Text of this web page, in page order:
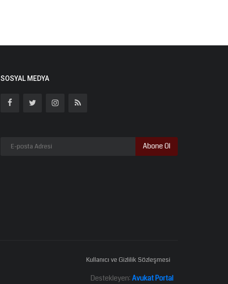
SOSYAL MEDYA
Abone Ol
Kullanıcı ve Gizlilik Sözleşmesi
Destekleyen: Avukat Portal